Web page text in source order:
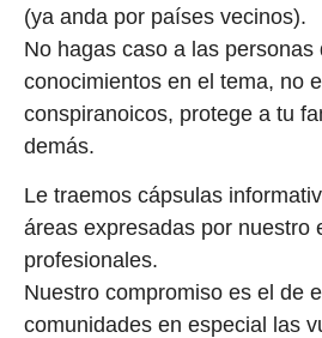
(ya anda por países vecinos).
No hagas caso a las personas
conocimientos en el tema, no
conspiranoicos, protege a tu
demás.
Le traemos cápsulas
áreas expresadas por nuestro
profesionales.
Nuestro compromiso es el de
comunidades en especial las